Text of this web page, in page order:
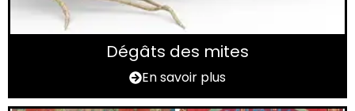
Dégâts des mites
En savoir plus